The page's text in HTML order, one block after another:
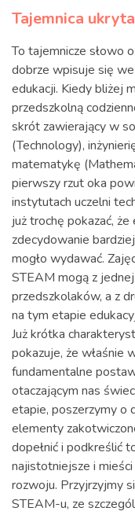
Tajemnica
To tajemnicze słowo
dobrze wpisuje się
edukacji. Kiedy bliżej
przedszkolną
skrót zawierający w
(Technology),
matematykę
pierwszy rzut oka
instytutach uczelni
już trochę pokazać,
zdecydowanie
mogło wydawać.
STEAM mogą z
przedszkolaków, a z
na tym etapie
Już krótka
pokazuje, że właśnie
fundamentalne
otaczającym nas
etapie, poszerzymy o
elementy
dopełnić i podkreślić
najistotniejsze i
rozwoju. Przyjrzyjmy
STEAM-u, ze